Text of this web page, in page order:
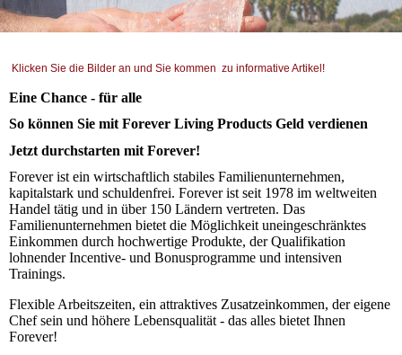
Klicken Sie die Bilder an und Sie kommen zu informative Artikel!
Eine Chance - für alle
So können Sie mit Forever Living Products Geld verdienen
Jetzt durchstarten mit Forever!
Forever ist ein wirtschaftlich stabiles Familienunternehmen,
kapitalstark und schuldenfrei. Forever ist seit 1978 im weltweiten
Handel tätig und in über 150 Ländern vertreten. Das
Familienunternehmen bietet die Möglichkeit uneingeschränktes
Einkommen durch hochwertige Produkte, der Qualifikation
lohnender Incentive- und Bonusprogramme und intensiven
Trainings.
Flexible Arbeitszeiten, ein attraktives Zusatzeinkommen, der eigene
Chef sein und höhere Lebensqualität - das alles bietet Ihnen
Forever!